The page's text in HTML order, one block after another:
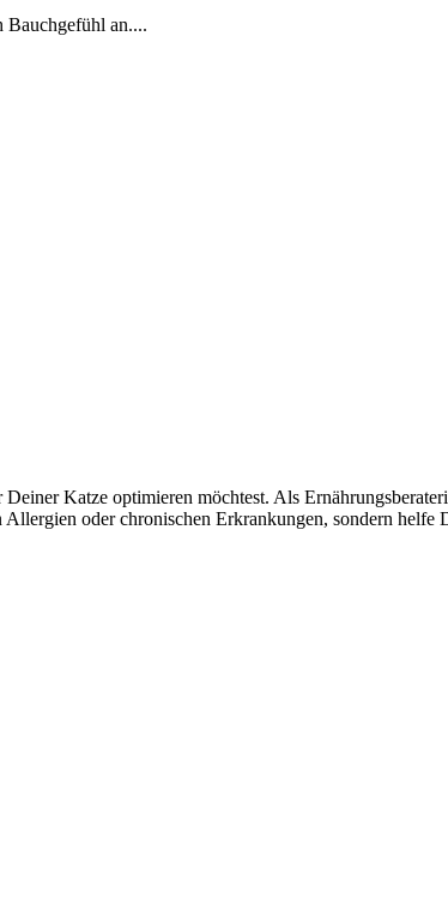
Bauchgefühl an....
Katze optimieren möchtest. Als
oder chronischen Erkrankungen, sondern helfe